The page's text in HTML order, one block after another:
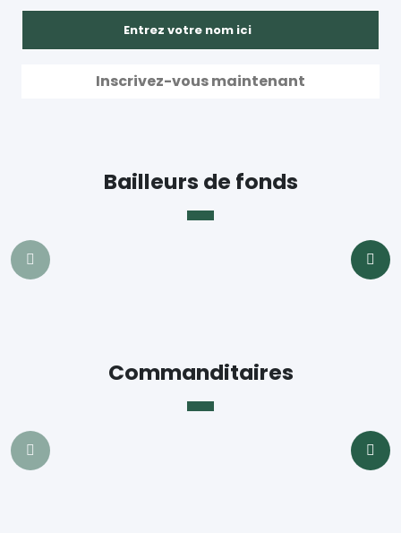
Bailleurs de fonds
Commanditaires